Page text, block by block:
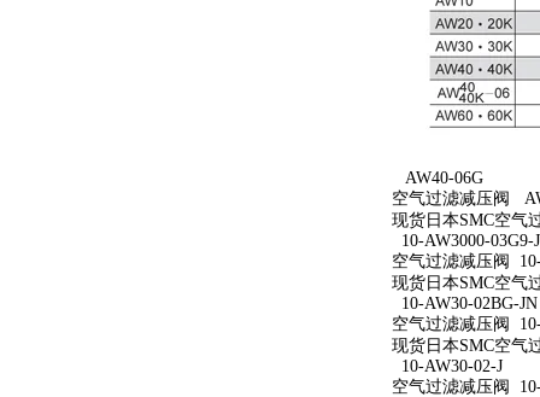
AW40-06G
空气过滤减压阀
现货日本SMC空气
10-AW3000-03G9-
空气过滤减压阀
现货日本SMC空气
10-AW30-02BG-JN
空气过滤减压阀
现货日本SMC空气
10-AW30-02-J
空气过滤减压阀